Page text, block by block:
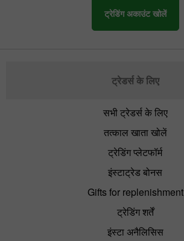
ट्रेडिंग अकाउंट खोलें
ट्रेडर्स के लिए
सभी ट्रेडर्स के लिए
तत्काल खाता खोलें
ट्रेडिंग प्लेटफॉर्म
इंस्टाट्रेड बोनस
Gifts for replenishment
ट्रेडिंग शर्तें
इंस्टा अनैलिसिस